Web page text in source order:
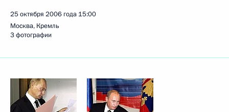
25 октября 2006 года 15:00
Москва, Кремль
3 фотографии